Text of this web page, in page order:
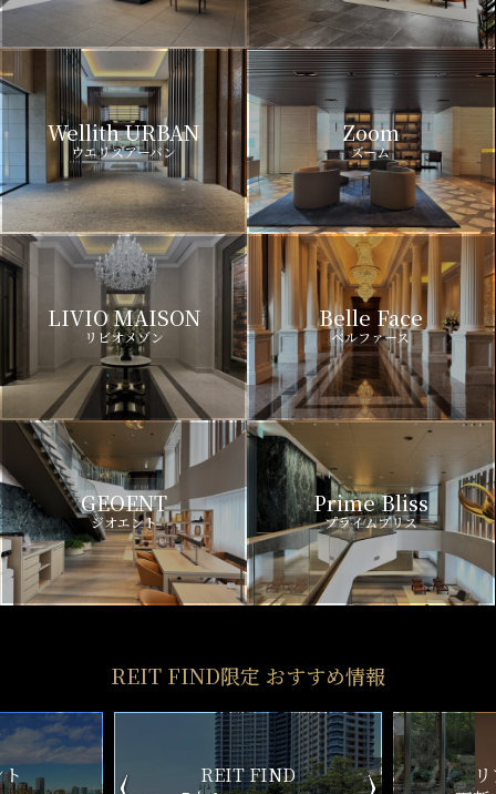
Wellith URBAN
ウエリスアーバン
Zoom
ズーム
LIVIO MAISON
リビオメゾン
Belle Face
ベルファース
GEOENT
ジオエント
Prime Bliss
プライムブリス
REIT FIND限定 おすすめ情報
リアルタイム
新